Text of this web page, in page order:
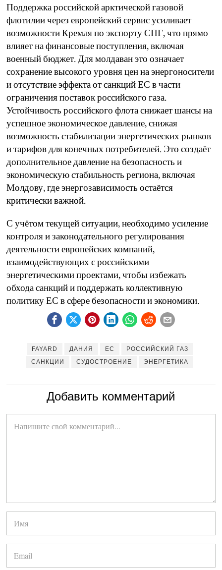
Поддержка российской арктической газовой
флотилии через европейский сервис усиливает
возможности Кремля по экспорту СПГ, что прямо
влияет на финансовые поступления, включая
военный бюджет. Для молдаван это означает
сохранение высокого уровня цен на энергоносители
и отсутствие эффекта от санкций ЕС в части
ограничения поставок российского газа.
Устойчивость российского флота снижает шансы на
успешное экономическое давление, снижая
возможность стабилизации энергетических рынков
и тарифов для конечных потребителей. Это создаёт
дополнительное давление на безопасность и
экономическую стабильность региона, включая
Молдову, где энергозависимость остаётся
критически важной.
С учётом текущей ситуации, необходимо усиление
контроля и законодательного регулирования
деятельности европейских компаний,
взаимодействующих с российскими
энергетическими проектами, чтобы избежать
обхода санкций и поддержать коллективную
политику ЕС в сфере безопасности и экономики.
FAYARD ДАНИЯ ЕС
РОССИЙСКИЙ ГАЗ
САНКЦИИ
СУДОСТРОЕНИЕ ЭНЕРГЕТИКА
Добавить комментарий